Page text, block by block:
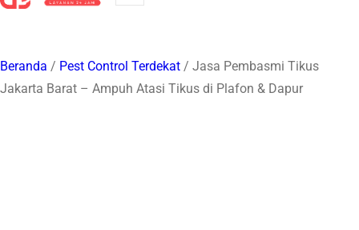
Beranda / Pest Control Terdekat / Jasa Pembasmi Tikus
Jakarta Barat – Ampuh Atasi Tikus di Plafon & Dapur